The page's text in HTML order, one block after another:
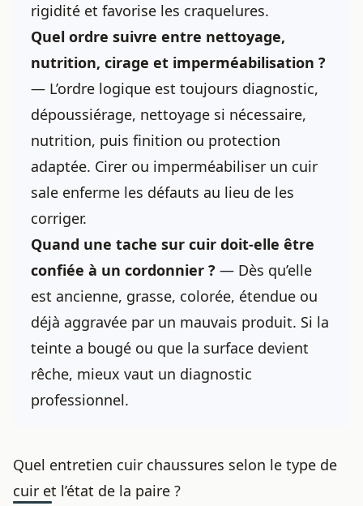
rigidité et favorise les craquelures.
Quel ordre suivre entre nettoyage,
nutrition, cirage et imperméabilisation ?
— L’ordre logique est toujours diagnostic,
dépoussiérage, nettoyage si nécessaire,
nutrition, puis finition ou protection
adaptée. Cirer ou imperméabiliser un cuir
sale enferme les défauts au lieu de les
corriger.
Quand une tache sur cuir doit-elle être
confiée à un cordonnier ? — Dès qu’elle
est ancienne, grasse, colorée, étendue ou
déjà aggravée par un mauvais produit. Si la
teinte a bougé ou que la surface devient
rêche, mieux vaut un diagnostic
professionnel.
Quel entretien cuir chaussures selon le type de
cuir et l’état de la paire ?